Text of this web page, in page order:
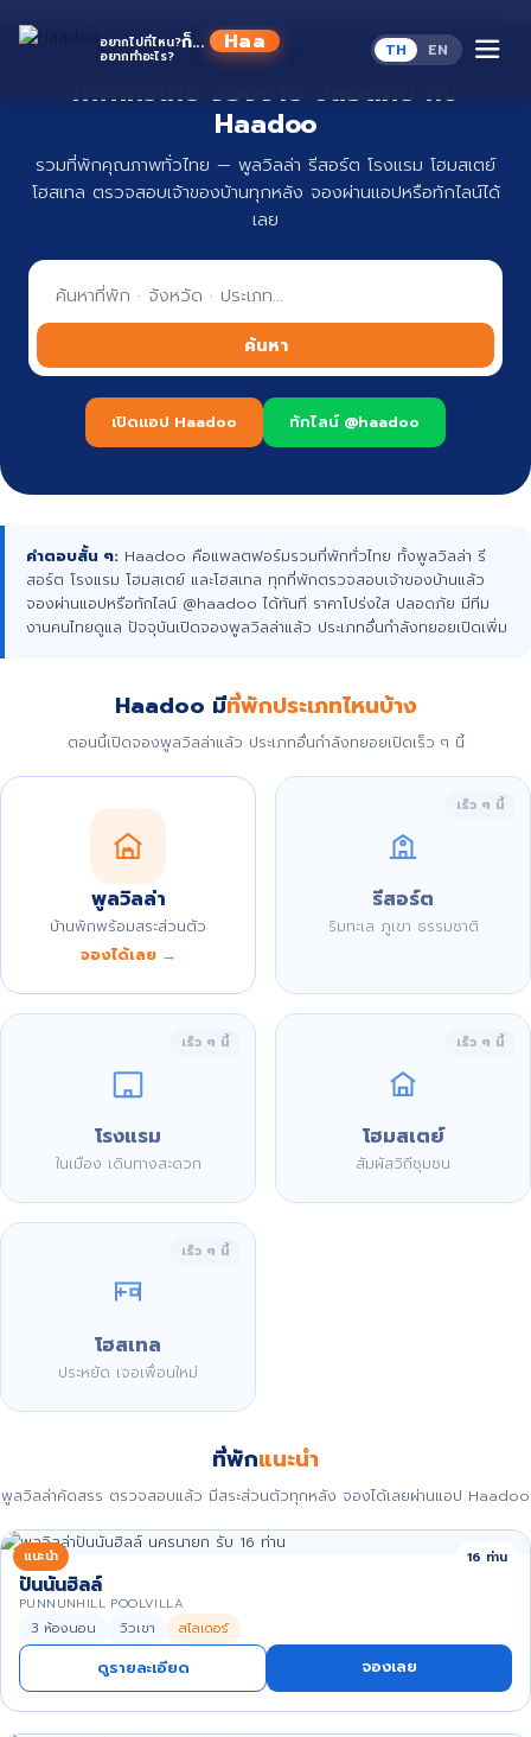
อยากไปที่ไหน?
อยากทำอะไร?
ก็... Haadoo
อ่านว่า หาดู TH EN
ที่พักทั่วไทย จองง่าย ปลอดภัย กับ
Haadoo
รวมที่พักคุณภาพทั่วไทย — พูลวิลล่า รีสอร์ต โรงแรม โฮมสเตย์
โฮสเทล ตรวจสอบเจ้าของบ้านทุกหลัง จองผ่านแอปหรือทักไลน์ได้
เลย
ค้นหา
เปิดแอป Haadoo ทักไลน์ @haadoo
คำตอบสั้น ๆ: Haadoo คือแพลตฟอร์มรวมที่พักทั่วไทย ทั้งพูลวิลล่า รี
สอร์ต โรงแรม โฮมสเตย์ และโฮสเทล ทุกที่พักตรวจสอบเจ้าของบ้านแล้ว
จองผ่านแอปหรือทักไลน์ @haadoo ได้ทันที ราคาโปร่งใส ปลอดภัย มีทีม
งานคนไทยดูแล ปัจจุบันเปิดจองพูลวิลล่าแล้ว ประเภทอื่นกำลังทยอยเปิดเพิ่ม
Haadoo มีที่พักประเภทไหนบ้าง
ตอนนี้เปิดจองพูลวิลล่าแล้ว ประเภทอื่นกำลังทยอยเปิดเร็ว ๆ นี้
พูลวิลล่า
บ้านพักพร้อมสระส่วนตัว
จองได้เลย →
เร็ว ๆ นี้
รีสอร์ต
ริมทะเล ภูเขา ธรรมชาติ
เร็ว ๆ นี้
โรงแรม
ในเมือง เดินทางสะดวก
เร็ว ๆ นี้
โฮมสเตย์
สัมผัสวิถีชุมชน
เร็ว ๆ นี้
โฮสเทล
ประหยัด เจอเพื่อนใหม่
ที่พักแนะนำ
พูลวิลล่าคัดสรร ตรวจสอบแล้ว มีสระส่วนตัวทุกหลัง จองได้เลยผ่านแอป Haadoo
แนะนำ 16 ท่าน
ปันนันฮิลล์
PUNNUNHILL POOLVILLA
3 ห้องนอน วิวเขา สไลเดอร์
ดูรายละเอียด จองเลย